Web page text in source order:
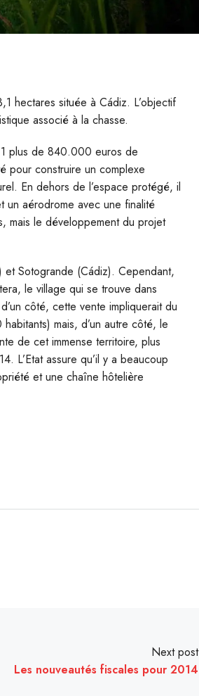
hectares située à Cádiz. L’objectif
associé à la chasse.
plus de 840.000 euros de
pour construire un complexe
En dehors de l’espace protégé, il
aérodrome avec une finalité
mais le développement du projet
et Sotogrande (Cádiz). Cependant,
le village qui se trouve dans
côté, cette vente impliquerait du
mais, d’un autre côté, le
de cet immense territoire, plus
L’Etat assure qu’il y a beaucoup
et une chaîne hôtelière
Next post
Les nouveautés fiscales pour 2014